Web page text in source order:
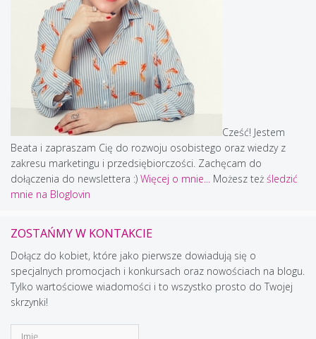
Cześć! Jestem
Beata i zapraszam Cię do rozwoju osobistego oraz wiedzy z
zakresu marketingu i przedsiębiorczości. Zachęcam do
dołączenia do newslettera :) Więcej o mnie... Możesz też śledzić
mnie na Bloglovin
ZOSTAŃMY W KONTAKCIE
Dołącz do kobiet, które jako pierwsze dowiadują się o
specjalnych promocjach i konkursach oraz nowościach na blogu.
Tylko wartościowe wiadomości i to wszystko prosto do Twojej
skrzynki!